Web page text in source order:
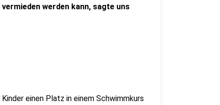
werden kann, sagte uns
einen Platz in einem Schwimmkurs